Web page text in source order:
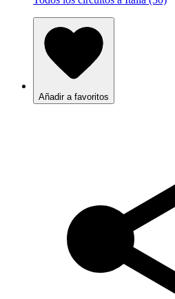
Añadir a favoritos